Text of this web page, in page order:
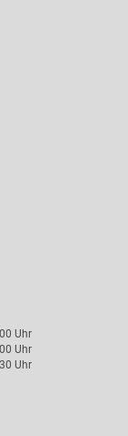
Uhr
Uhr
Uhr